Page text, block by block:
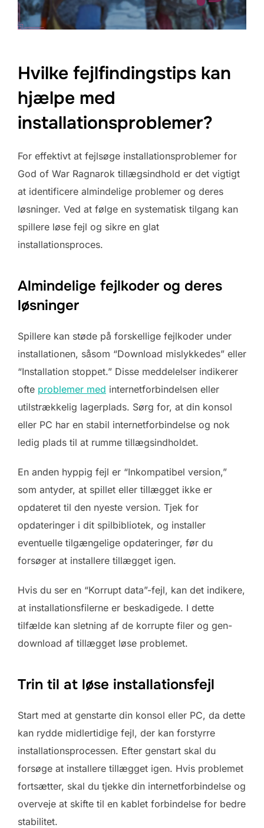
Hvilke fejlfindingstips kan
hjælpe med
installationsproblemer?
For effektivt at fejlsøge installationsproblemer for
God of War Ragnarok tillægsindhold er det vigtigt
at identificere almindelige problemer og deres
løsninger. Ved at følge en systematisk tilgang kan
spillere løse fejl og sikre en glat
installationsproces.
Almindelige fejlkoder og deres
løsninger
Spillere kan støde på forskellige fejlkoder under
installationen, såsom “Download mislykkedes” eller
“Installation stoppet.” Disse meddelelser indikerer
ofte problemer med internetforbindelsen eller
utilstrækkelig lagerplads. Sørg for, at din konsol
eller PC har en stabil internetforbindelse og nok
ledig plads til at rumme tillægsindholdet.
En anden hyppig fejl er “Inkompatibel version,”
som antyder, at spillet eller tillægget ikke er
opdateret til den nyeste version. Tjek for
opdateringer i dit spilbibliotek, og installer
eventuelle tilgængelige opdateringer, før du
forsøger at installere tillægget igen.
Hvis du ser en “Korrupt data”-fejl, kan det indikere,
at installationsfilerne er beskadigede. I dette
tilfælde kan sletning af de korrupte filer og gen-
download af tillægget løse problemet.
Trin til at løse installationsfejl
Start med at genstarte din konsol eller PC, da dette
kan rydde midlertidige fejl, der kan forstyrre
installationsprocessen. Efter genstart skal du
forsøge at installere tillægget igen. Hvis problemet
fortsætter, skal du tjekke din internetforbindelse og
overveje at skifte til en kablet forbindelse for bedre
stabilitet.